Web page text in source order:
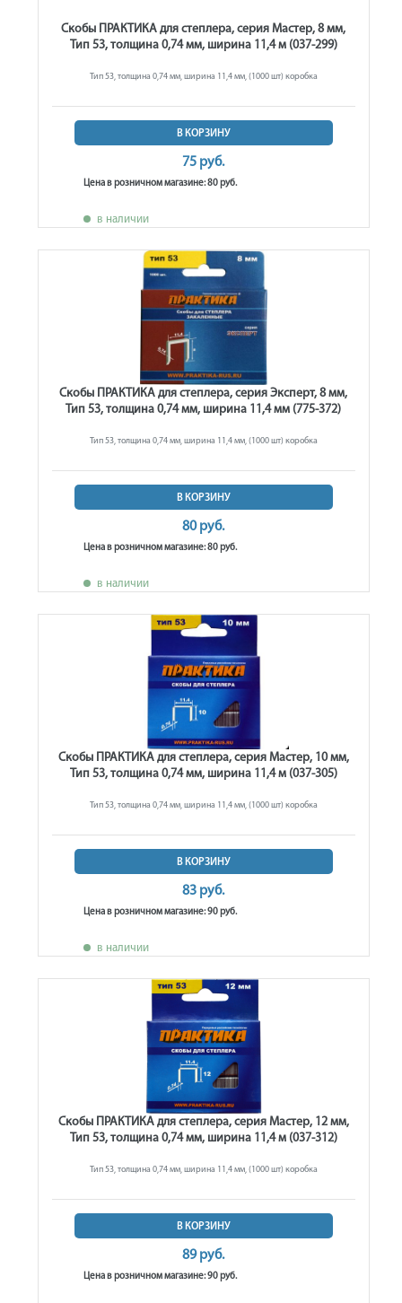
Скобы ПРАКТИКА для степлера, серия Мастер, 8 мм,
Тип 53, толщина 0,74 мм, ширина 11,4 м (037-299)
Тип 53, толщина 0,74 мм, ширина 11,4 мм, (1000 шт) коробка
В КОРЗИНУ
75 руб.
Цена в розничном магазине: 80 руб.
в наличии
Скобы ПРАКТИКА для степлера, серия Эксперт, 8 мм,
Тип 53, толщина 0,74 мм, ширина 11,4 мм (775-372)
Тип 53, толщина 0,74 мм, ширина 11,4 мм, (1000 шт) коробка
В КОРЗИНУ
80 руб.
Цена в розничном магазине: 80 руб.
в наличии
Скобы ПРАКТИКА для степлера, серия Мастер, 10 мм,
Тип 53, толщина 0,74 мм, ширина 11,4 м (037-305)
Тип 53, толщина 0,74 мм, ширина 11,4 мм, (1000 шт) коробка
В КОРЗИНУ
83 руб.
Цена в розничном магазине: 90 руб.
в наличии
Скобы ПРАКТИКА для степлера, серия Мастер, 12 мм,
Тип 53, толщина 0,74 мм, ширина 11,4 м (037-312)
Тип 53, толщина 0,74 мм, ширина 11,4 мм, (1000 шт) коробка
В КОРЗИНУ
89 руб.
Цена в розничном магазине: 90 руб.